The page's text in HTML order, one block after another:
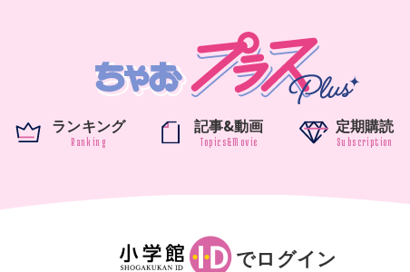
ランキング 記事&動画 定期購読
でログイン